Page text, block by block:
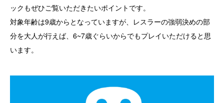
ックもぜひご覧いただきたいポイントです。
対象年齢は9歳からとなっていますが、レスラーの強弱決めの部
分を大人が行えば、6~7歳ぐらいからでもプレイいただけると思
います。